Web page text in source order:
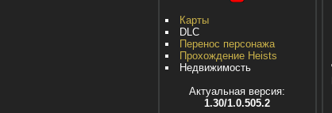
Карты
DLC
Перенос персонажа
Прохождение Heists
Недвижимость
Актуальная версия:
1.30/1.0.505.2